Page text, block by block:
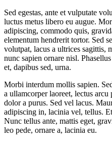
Sed egestas, ante et vulputate
luctus metus libero eu augue.
adipiscing, commodo quis,
elementum hendrerit tortor. Sed
volutpat, lacus a ultrices sagittis,
nunc sapien ornare nisl.
et, dapibus sed, urna.
Morbi interdum mollis sapien.
a ullamcorper laoreet, lectus
dolor a purus. Sed vel lacus.
adipiscing in, lacinia vel, tellus.
Nunc tellus ante, mattis eget,
leo pede, ornare a, lacinia eu.